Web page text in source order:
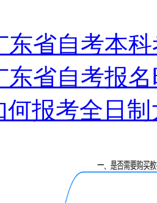
东省自考本
东省自考报
何报考全日